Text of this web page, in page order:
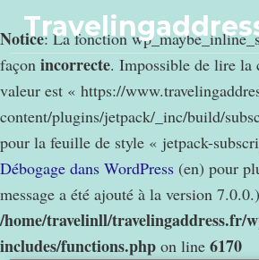
Notice: La fonction
façon incorrecte. Impossible de lire
valeur est « https://
content/plugins/jetpack/_inc/build/
pour la feuille de style « jetpack-
Débogage dans WordPress (en) pour
message a été ajouté à la version
/home/travelinll/travelingaddress.fr/
includes/functions.php on line 6170